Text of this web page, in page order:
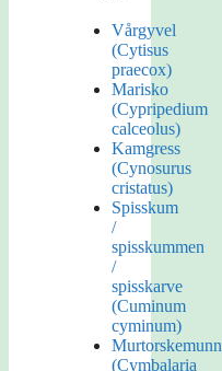
Vårgyvel
(Cytisus
praecox)
Marisko
(Cypripedium
calceolus)
Kamgress
(Cynosurus
cristatus)
Spisskum
/
spisskummen
/
spisskarve
(Cuminum
cyminum)
Murtorskemunn
(Cymbalaria